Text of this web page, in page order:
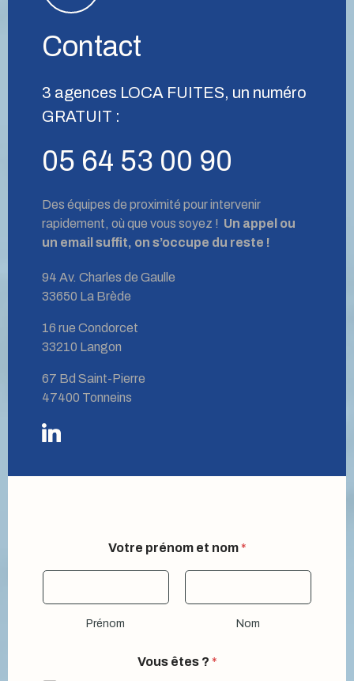
Contact
3 agences LOCA FUITES, un numéro
GRATUIT :
05 64 53 00 90
Des équipes de proximité pour intervenir
rapidement, où que vous soyez ! Un appel ou
un email suffit, on s’occupe du reste !
94 Av. Charles de Gaulle
33650 La Brède
16 rue Condorcet
33210 Langon
67 Bd Saint-Pierre
47400 Tonneins
o
Votre prénom et nom *
Prénom Nom
Vous êtes ? *